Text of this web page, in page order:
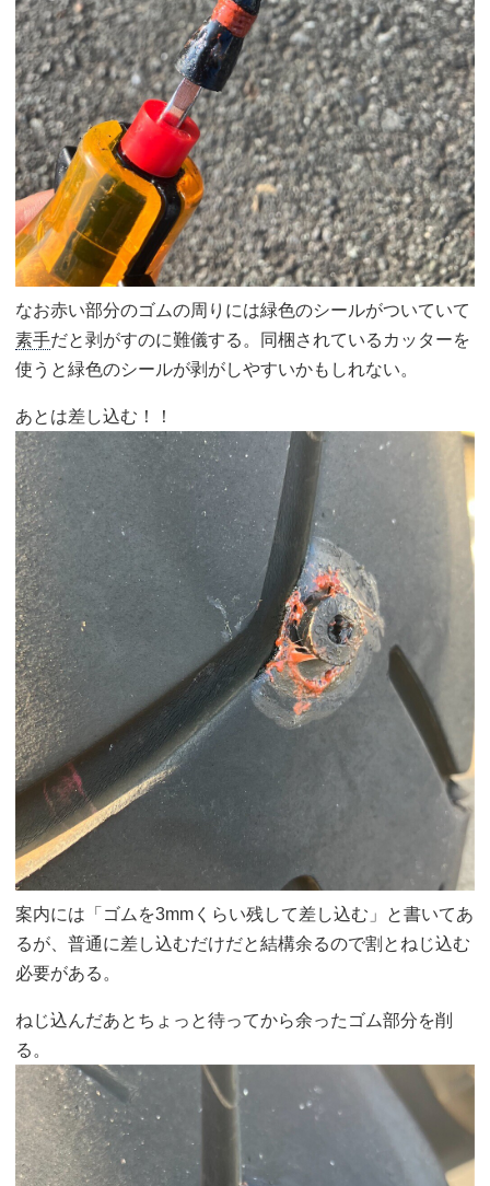
なお赤い部分のゴムの周りには緑色のシールがついていて
素手だと剥がすのに難儀する。同梱されているカッターを
使うと緑色のシールが剥がしやすいかもしれない。
あとは差し込む！！
案内には「ゴムを3mmくらい残して差し込む」と書いてあ
るが、普通に差し込むだけだと結構余るので割とねじ込む
必要がある。
ねじ込んだあとちょっと待ってから余ったゴム部分を削
る。